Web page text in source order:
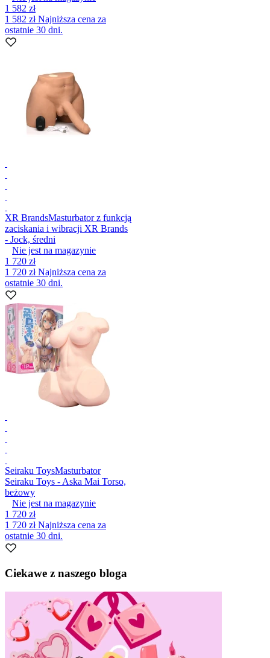
1 582 zł
1 582 złNajniższa cena za
ostatnie 30 dni.
XR BrandsMasturbator z funkcją
zaciskania i wibracji XR Brands
- Jock, średni
Nie jest na magazynie
1 720 zł
1 720 złNajniższa cena za
ostatnie 30 dni.
Seiraku ToysMasturbator
Seiraku Toys - Aska Mai Torso,
beżowy
Nie jest na magazynie
1 720 zł
1 720 złNajniższa cena za
ostatnie 30 dni.
Ciekawe z naszego bloga